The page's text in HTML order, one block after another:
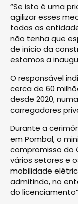
“Se isto é uma
agilizar esses
todas as
não tenha que
de início da
estamos a
O responsável
cerca de 60
desde 2020,
carregadores
Durante a
em Pombal, o
compromisso do
vários setores e
mobilidade
admitindo, no
do